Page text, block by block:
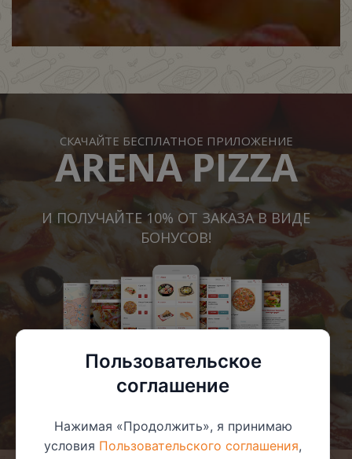
СКАЧАЙТЕ БЕСПЛАТНОЕ ПРИЛОЖЕНИЕ
ARENA PIZZA
И ПОЛУЧАЙТЕ 10% ОТ ЗАКАЗА В ВИДЕ
БОНУСОВ!
Пользовательское
соглашение
Нажимая «Продолжить», я принимаю
условия Пользовательского соглашения,